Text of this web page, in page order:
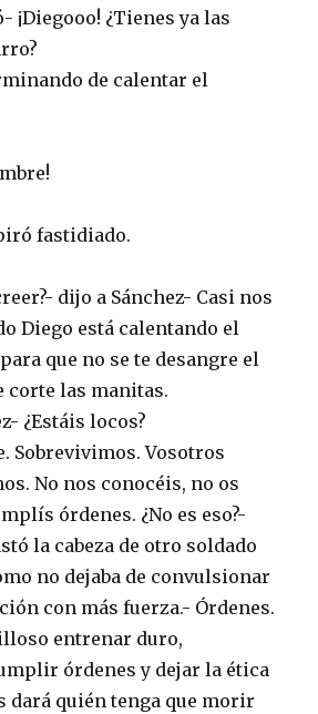
¡Diegooo! ¿Tienes ya las
de calentar el
fastidiado.
dijo a Sánchez- Casi nos
Diego está calentando el
que no se te desangre el
corte las manitas.
¿Estáis locos?
Sobrevivimos. Vosotros
No nos conocéis, no os
órdenes. ¿No es eso?-
la cabeza de otro soldado
no dejaba de convulsionar
con más fuerza.- Órdenes.
entrenar duro,
órdenes y dejar la ética
dará quién tenga que morir